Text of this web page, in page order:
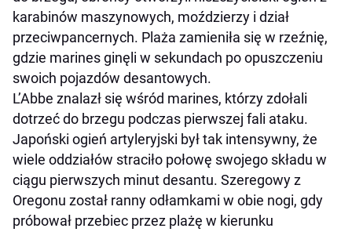
karabinów maszynowych, moździerzy i dział
przeciwpancernych. Plaża zamieniła się w rzeźnię,
gdzie marines ginęli w sekundach po opuszczeniu
swoich pojazdów desantowych.
L’Abbe znalazł się wśród marines, którzy zdołali
dotrzeć do brzegu podczas pierwszej fali ataku.
Japoński ogień artyleryjski był tak intensywny, że
wiele oddziałów straciło połowę swojego składu w
ciągu pierwszych minut desantu. Szeregowy z
Oregonu został ranny odłamkami w obie nogi, gdy
próbował przebiec przez plażę w kierunku